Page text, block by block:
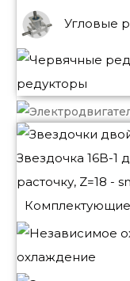
Угловые
редукторы
Комплектующие
охлаждение